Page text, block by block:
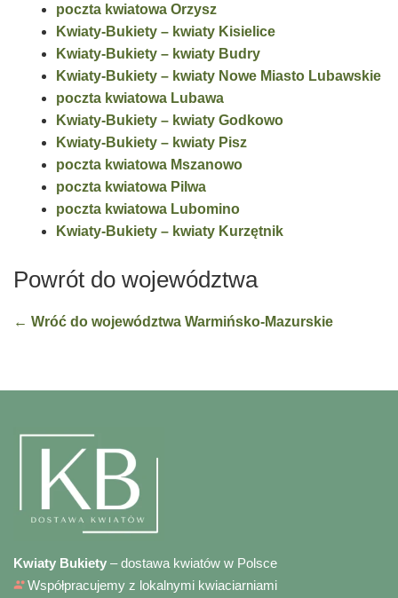
poczta kwiatowa Orzysz
Kwiaty-Bukiety – kwiaty Kisielice
Kwiaty-Bukiety – kwiaty Budry
Kwiaty-Bukiety – kwiaty Nowe Miasto Lubawskie
poczta kwiatowa Lubawa
Kwiaty-Bukiety – kwiaty Godkowo
Kwiaty-Bukiety – kwiaty Pisz
poczta kwiatowa Mszanowo
poczta kwiatowa Pilwa
poczta kwiatowa Lubomino
Kwiaty-Bukiety – kwiaty Kurzętnik
Powrót do województwa
← Wróć do województwa Warmińsko-Mazurskie
Kwiaty Bukiety – dostawa kwiatów w Polsce
Współpracujemy z lokalnymi kwiaciarniami